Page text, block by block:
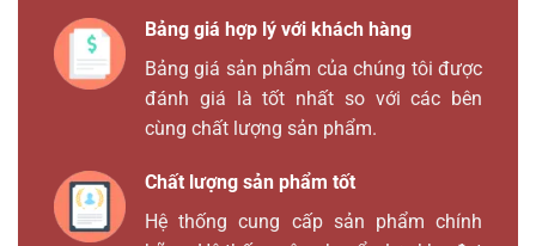
Bảng giá hợp lý với khách hàng
Bảng giá sản phẩm của chúng tôi được
đánh giá là tốt nhất so với các bên
cùng chất lượng sản phẩm.
Chất lượng sản phẩm tốt
Hệ thống cung cấp sản phẩm chính